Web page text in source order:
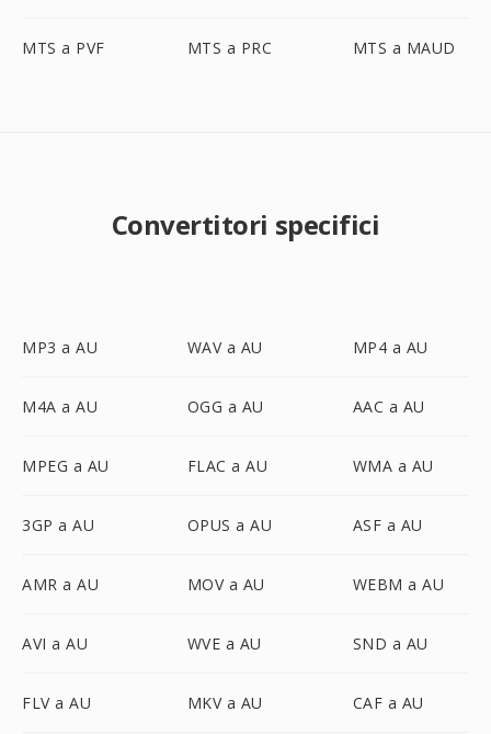
MTS a PVF MTS a PRC MTS a MAUD
Convertitori specifici
MP3 a AU WAV a AU MP4 a AU
M4A a AU OGG a AU AAC a AU
MPEG a AU FLAC a AU WMA a AU
3GP a AU OPUS a AU ASF a AU
AMR a AU MOV a AU WEBM a AU
AVI a AU WVE a AU SND a AU
FLV a AU MKV a AU CAF a AU